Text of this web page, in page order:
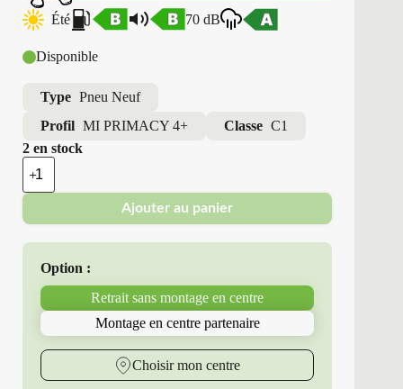
Été 70 dB
Disponible
Type Pneu Neuf
Profil MI PRIMACY 4+ Classe C1
2 en stock
quantité
de
Michelin
Pneus
Neufs
235/45R20
100
PRIMACY
Ajouter au panier
Option :
Retrait sans montage en centre
Montage en centre partenaire
Choisir mon centre